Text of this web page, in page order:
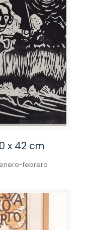
x 42 cm
enero-febrero